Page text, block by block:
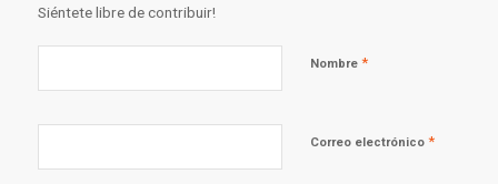
Siéntete libre de contribuir!
Nombre *
Correo electrónico *